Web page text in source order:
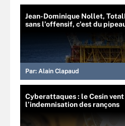
Jean-Dominique Nollet,
sans l’offensif, c’est du
Par: Alain Clapaud
Cyberattaques : le Cesin
l’indemnisation des rançons